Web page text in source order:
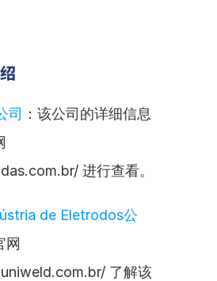
司 ：该公司的详细信息
进行查看。
de Eletrodos公
网
了解该